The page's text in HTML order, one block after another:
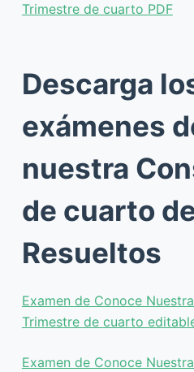
Trimestre de cuarto PDF
Descarga
exámenes
nuestra
de cuarto
Resueltos
Examen de Conoce
Trimestre de cuarto
Examen de Conoce